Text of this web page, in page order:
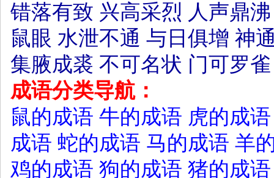
错落有致 兴高采烈 人声鼎沸
鼠眼 水泄不通 与日俱增 神
集腋成裘 不可名状 门可罗雀
成语分类导航：
鼠的成语 牛的成语 虎的成语
成语 蛇的成语 马的成语 羊
鸡的成语 狗的成语 猪的成语